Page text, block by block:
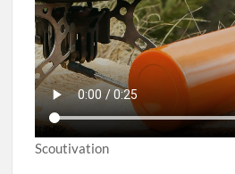
Scoutivation